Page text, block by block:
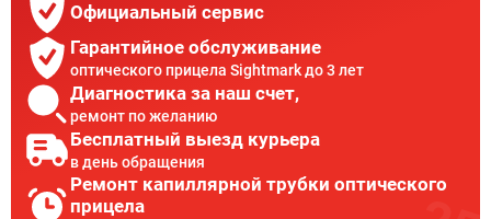
Официальный сервис
Гарантийное обслуживание
оптического прицела Sightmark до 3 лет
Диагностика за наш счет,
ремонт по желанию
Бесплатный выезд курьера
в день обращения
Ремонт капиллярной трубки оптического
прицела